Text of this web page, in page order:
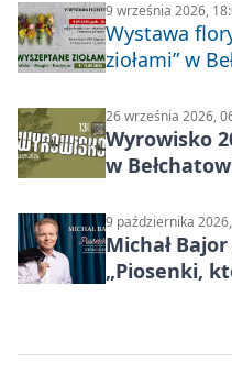
9 września 2026,
Wystawa
ziołami” w
26 września 2026,
Wyrowisko
w
9 października
Michał
„Piosenki,